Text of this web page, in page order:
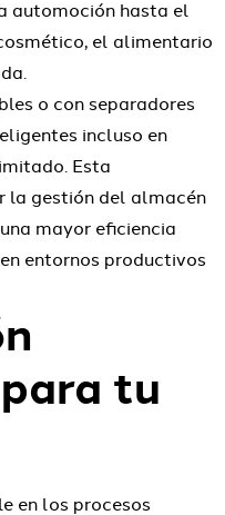
automoción hasta el
el alimentario
o con separadores
incluso en
Esta
la gestión del almacén
mayor eficiencia
entornos productivos
tu
en los procesos